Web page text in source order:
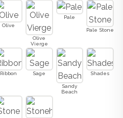
Olive
Olive
Vierge
Pale
Pale Stone
Ribbon Sage
Sandy
Beach
Shades